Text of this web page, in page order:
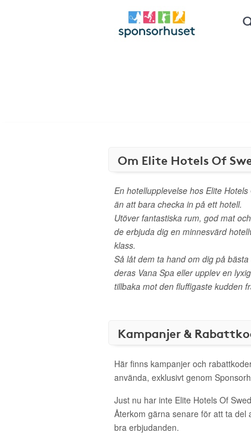
Om Elite Hotels Of
En hotellupplevelse hos Elite
än att bara checka in på ett hotell.
Utöver fantastiska rum, god mat
de erbjuda dig en minnesvärd
klass.
Så låt dem ta hand om dig på
deras Vana Spa eller upplev en
tillbaka mot den fluffigaste kudden
Kampanjer &
Här finns kampanjer och
använda, exklusivt genom
Just nu har inte Elite Hotels Of
Återkom gärna senare för att ta del
bra erbjudanden.